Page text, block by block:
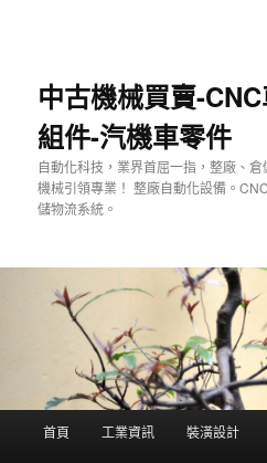
中古機械買賣-
組件-汽機車零件
自動化科技，業界首屈一指，整廠、
機械引領專業！ 整廠自動化設備。
儲物流系統。
首頁 工業資訊 裝潢設計